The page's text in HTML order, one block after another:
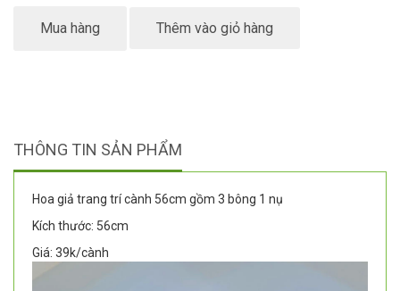
Mua hàng Thêm vào giỏ hàng
THÔNG TIN SẢN PHẨM
Hoa giả trang trí cành 56cm gồm 3 bông 1 nụ
Kích thước: 56cm
Giá: 39k/cành